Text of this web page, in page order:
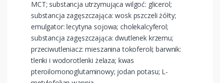
MCT; substancja utrzymująca wilgoć: glicerol;
substancja zagęszczająca: wosk pszczeli żółty;
emulgator: lecytyna sojowa; cholekalcyferol;
substancja zagęszczająca: dwutlenek krzemu;
przeciwutleniacz: mieszanina tokoferoli; barwnik:
tlenki i wodorotlenki żelaza; kwas
pteroilomonoglutaminowy; jodan potasu; L-